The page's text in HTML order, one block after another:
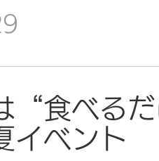
“食べる
イベント